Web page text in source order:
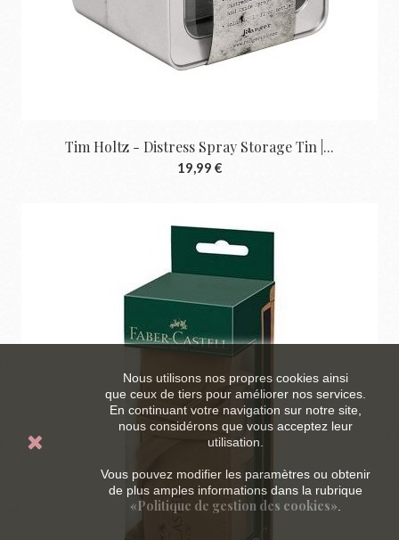
Nous utilisons nos propres cookies ainsi
que ceux de tiers pour améliorer nos services.
En continuant votre navigation sur notre site,
nous considérons que vous acceptez leur
utilisation.
Vous pouvez modifier les paramètres ou obtenir
de plus amples informations dans la rubrique
«Politique de gestion des cookies»
Tim Holtz - Distress Spray Storage Tin |...
19,99 €